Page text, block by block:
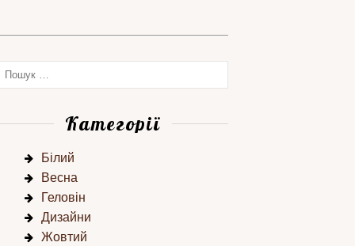
Категорії
Білий
Весна
Геловін
Дизайни
Жовтий